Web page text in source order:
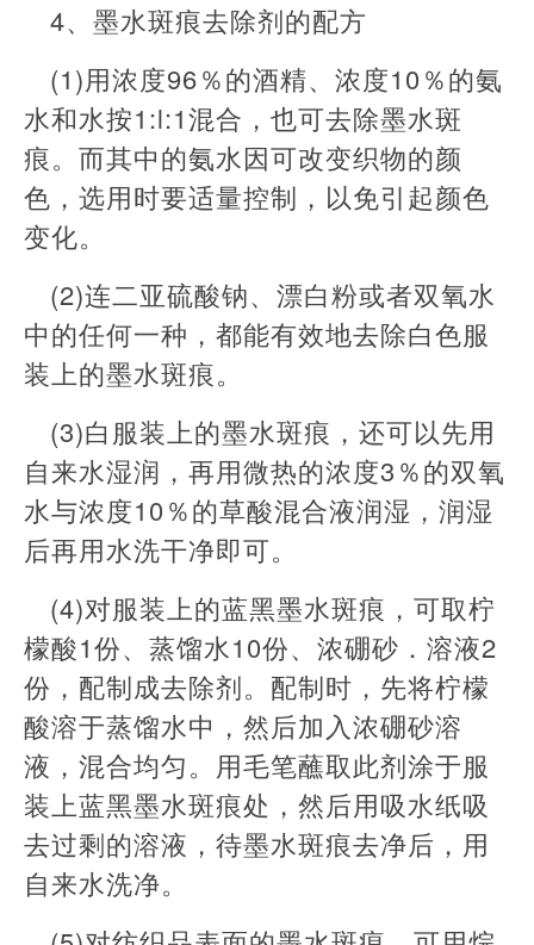
4、墨水斑痕去除剂的配方
(1)用浓度96％的酒精、浓度10％的氨
水和水按1:l:1混合，也可去除墨水斑
痕。而其中的氨水因可改变织物的颜
色，选用时要适量控制，以免引起颜色
变化。
(2)连二亚硫酸钠、漂白粉或者双氧水
中的任何一种，都能有效地去除白色服
装上的墨水斑痕。
(3)白服装上的墨水斑痕，还可以先用
自来水湿润，再用微热的浓度3％的双氧
水与浓度10％的草酸混合液润湿，润湿
后再用水洗干净即可。
(4)对服装上的蓝黑墨水斑痕，可取柠
檬酸1份、蒸馏水10份、浓硼砂．溶液2
份，配制成去除剂。配制时，先将柠檬
酸溶于蒸馏水中，然后加入浓硼砂溶
液，混合均匀。用毛笔蘸取此剂涂于服
装上蓝黑墨水斑痕处，然后用吸水纸吸
去过剩的溶液，待墨水斑痕去净后，用
自来水洗净。